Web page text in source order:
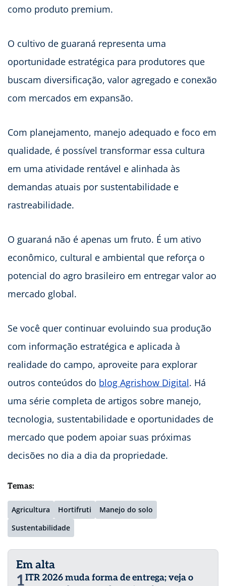
como produto premium.
O cultivo de guaraná representa uma
oportunidade estratégica para produtores que
buscam diversificação, valor agregado e conexão
com mercados em expansão.
Com planejamento, manejo adequado e foco em
qualidade, é possível transformar essa cultura
em uma atividade rentável e alinhada às
demandas atuais por sustentabilidade e
rastreabilidade.
O guaraná não é apenas um fruto. É um ativo
econômico, cultural e ambiental que reforça o
potencial do agro brasileiro em entregar valor ao
mercado global.
Se você quer continuar evoluindo sua produção
com informação estratégica e aplicada à
realidade do campo, aproveite para explorar
outros conteúdos do blog Agrishow Digital. Há
uma série completa de artigos sobre manejo,
tecnologia, sustentabilidade e oportunidades de
mercado que podem apoiar suas próximas
decisões no dia a dia da propriedade.
Temas:
Agricultura Hortifruti
Manejo do solo
Sustentabilidade
Em alta
1ITR 2026 muda forma de entrega; veja o